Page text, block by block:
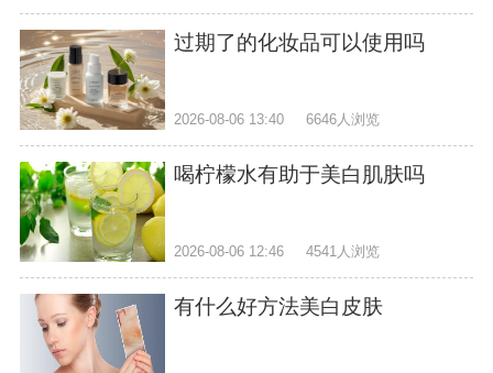
过期了的化妆品可以使用吗
2026-08-06 13:40 6646人浏览
喝柠檬水有助于美白肌肤吗
2026-08-06 12:46 4541人浏览
有什么好方法美白皮肤